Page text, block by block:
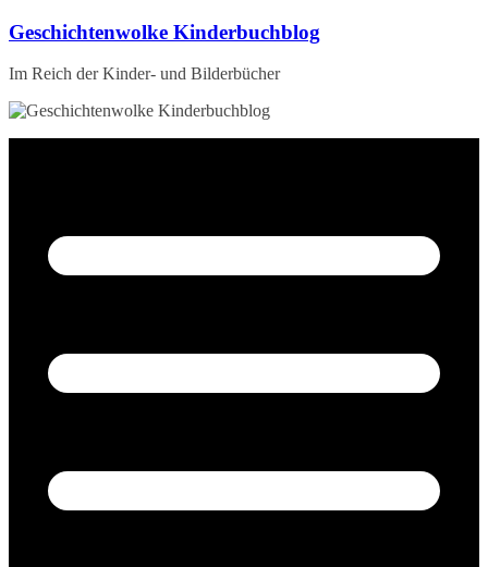
Zum
springen
Geschichtenwolke Kinderbuchblog
Im Reich der Kinder- und Bilderbücher